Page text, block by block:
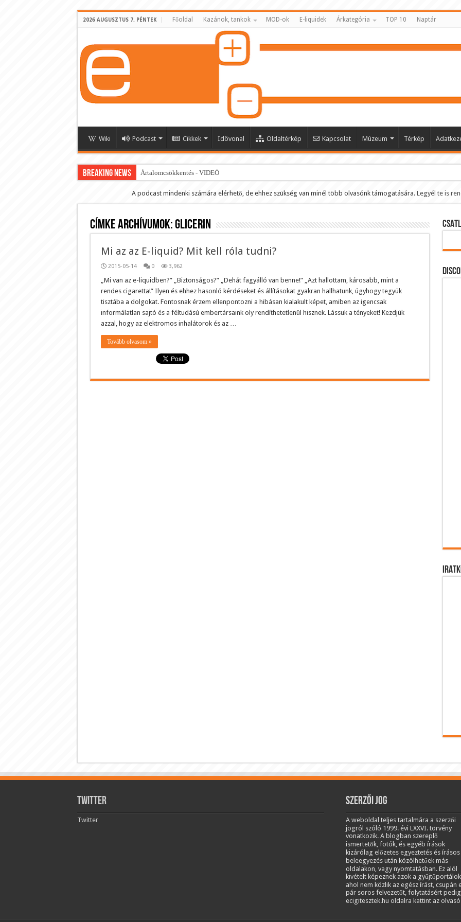
2026 AUGUSZTUS 7. PÉNTEK Főoldal Kazánok, tankok MOD-ok E-liquidek Árkategória TOP 10 Naptár
Wiki Podcast Cikkek Idövonal Oldaltérkép Kapcsolat Múzeum Térkép
BREAKING NEWS Ártalomcsökkentés - VIDEÓ
E-cigi használati szokások 2.0
Android Podcast alkalmazás letöltése
Párásító podcast lejátszási lista
A podcast mindenki számára elérhető, de ehhez szükség van minél több olvasónk támogatására. Legyél te is
Címke archívumok:glicerin
Mi az az E-liquid? Mit kell róla tudni?
2015-05-14 0 3,962
„Mi van az e-liquidben?” „Biztonságos?” „Dehát fagyálló van benne!” „Azt hallottam, károsabb, mint a
rendes cigaretta!” Ilyen és ehhez hasonló kérdéseket és állításokat gyakran hallhatunk, úgyhogy tegyük
tisztába a dolgokat. Fontosnak érzem ellenpontozni a hibásan kialakult képet, amiben az igencsak
informálatlan sajtó és a féltudású embertársaink oly rendíthetetlenül hisznek. Lássuk a tényeket! Kezdjük
azzal, hogy az elektromos inhalátorok és az …
Tovább olvasom »
Twitter
Twitter
Szerzői jog
A weboldal teljes tartalmára a szerzői
jogról szóló 1999. évi LXXVI. törvény
vonatkozik. A blogban szereplő
ismertetők, fotók, és egyéb írások
kizárólag előzetes egyeztetés és írásos
beleegyezés után közölhetőek más
oldalakon, vagy nyomtatásban. Ez alól
kivételt képeznek azok a
ahol nem közlik az egész írást, csupán
pár soros felvezetőt, folytatásért
ecigitesztek.hu oldalra kattint az